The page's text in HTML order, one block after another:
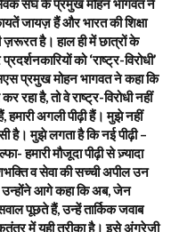
संघ के प्रमुख मोहन भागवत ने
जायज़ हैं और भारत की शिक्षा
ज़रूरत है। हाल ही में छात्रों के
को ‘राष्ट्र-विरोधी’
प्रमुख मोहन भागवत ने कहा कि
रहा है, तो वे राष्ट्र-विरोधी नहीं
हमारी अगली पीढ़ी हैं। मुझे नहीं
है। मुझे लगता है कि नई पीढ़ी –
हमारी मौजूदा पीढ़ी से ज़्यादा
व सेवा की सच्ची अपील उन
आगे कहा कि अब, जेन
पूछते हैं, उन्हें तार्किक जवाब
में यही तरीका है। इसे अंग्रेज़ी